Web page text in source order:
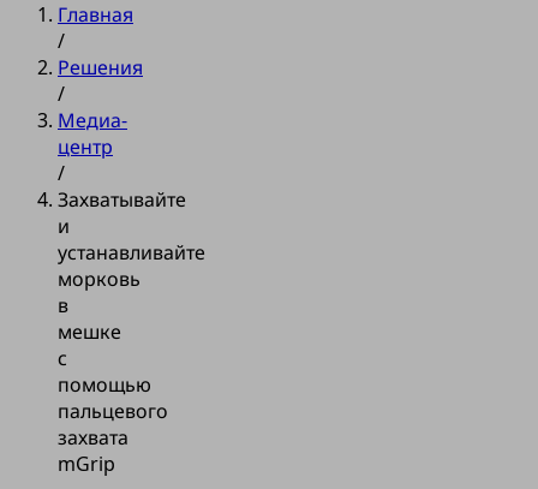
Главная
/
Решения
/
Медиа-
центр
/
Захватывайте
и
устанавливайте
морковь
в
мешке
с
помощью
пальцевого
захвата
mGrip